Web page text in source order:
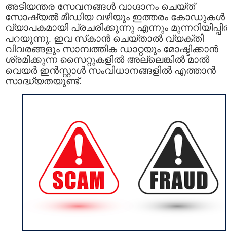
അടിയന്തര സേവനങ്ങൾ വാഗ്ദാനം ചെയ്ത്
സോഷ്യൽ മീഡിയ വഴിയും ഇത്തരം കോഡുകൾ
വ്യാപകമായി പ്രചരിക്കുന്നു എന്നും
പറയുന്നു. ഇവ സ്‌കാൻ ചെയ്താൽ വ്യക്തി
വിവരങ്ങളും സാമ്പത്തിക ഡാറ്റയും മോഷ്ടിക്കാൻ
ശ്രമിക്കുന്ന സൈറ്റുകളിൽ അല്ലെങ്കിൽ മാൽ
വെയർ ഇൻസ്റ്റാൾ സംവിധാനങ്ങളിൽ എത്താൻ
സാദ്ധ്യതയുണ്ട്.